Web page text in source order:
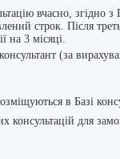
вчасно, згідно
строк. Після
на 3 місяці.
(за
в Базі
консультацій для